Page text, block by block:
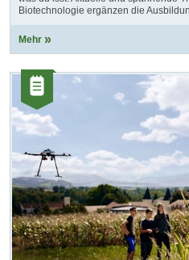
Biotechnologie ergänzen die
Mehr
Kategorie:
Artikel